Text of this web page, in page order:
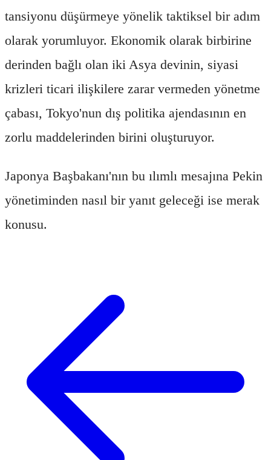
tansiyonu düşürmeye yönelik taktiksel bir adım
olarak yorumluyor. Ekonomik olarak birbirine
derinden bağlı olan iki Asya devinin, siyasi
krizleri ticari ilişkilere zarar vermeden yönetme
çabası, Tokyo'nun dış politika ajendasının en
zorlu maddelerinden birini oluşturuyor.
Japonya Başbakanı'nın bu ılımlı mesajına Pekin
yönetiminden nasıl bir yanıt geleceği ise merak
konusu.